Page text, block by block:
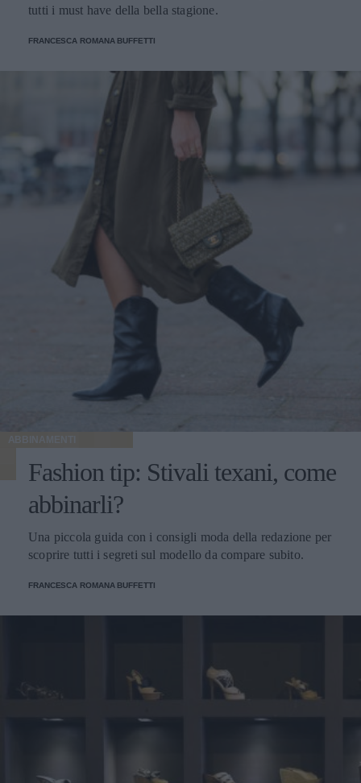
tutti i must have della bella stagione.
FRANCESCA ROMANA BUFFETTI
ABBINAMENTI
Fashion tip: Stivali texani, come
abbinarli?
Una piccola guida con i consigli moda della redazione per
scoprire tutti i segreti sul modello da compare subito.
FRANCESCA ROMANA BUFFETTI